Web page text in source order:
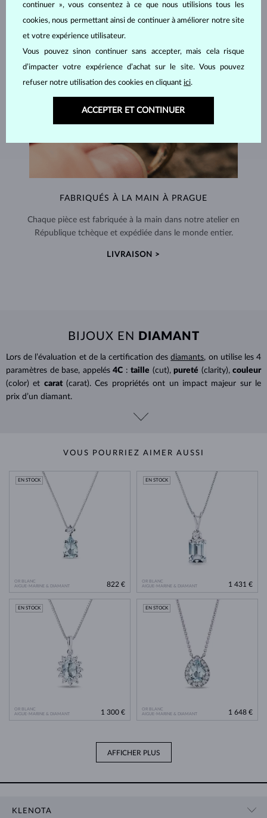
FABRIQUÉS À LA MAIN À PRAGUE
Chaque pièce est fabriquée à la main dans notre atelier en
République tchèque et expédiée dans le monde entier.
LIVRAISON >
BIJOUX EN DIAMANT
Lors de l’évaluation et de la certification desdiamants, on utilise les 4
paramètres de base, appelés 4C : taille (cut), pureté (clarity), couleur
(color) et carat (carat). Ces propriétés ont un impact majeur sur le
prix d’un diamant.
VOUS POURRIEZ AIMER AUSSI
OR BLANC
AIGUE-MARINE & DIAMANT
EN STOCK
822 €
OR BLANC
AIGUE-MARINE & DIAMANT
EN STOCK
1 431 €
OR BLANC
AIGUE-MARINE & DIAMANT
EN STOCK
1 300 €
OR BLANC
AIGUE-MARINE & DIAMANT
EN STOCK
1 648 €
AFFICHER PLUS
KLENOTA
continuer », vous consentez à ce que nous utilisions tous les
cookies, nous permettant ainsi de continuer à améliorer notre site
et votre expérience utilisateur.
Vous pouvez sinon continuer sans accepter, mais cela risque
d’impacter votre expérience d’achat sur le site. Vous pouvez
refuser notre utilisation des cookies en cliquant ici.
ACCEPTER ET CONTINUER